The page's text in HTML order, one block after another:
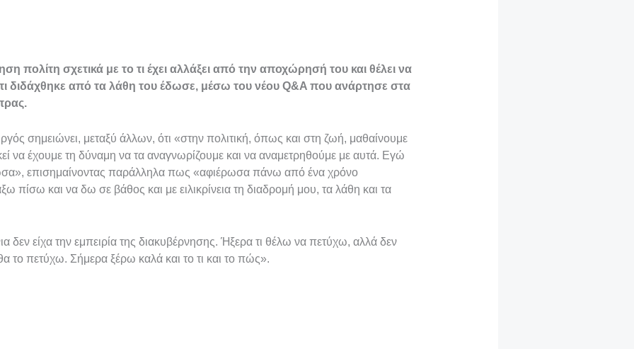
πολίτη σχετικά με το τι έχει αλλάξει από την αποχώρησή του και θέλει να
τι διδάχθηκε από τα λάθη του έδωσε, μέσω του νέου Q&A που ανάρτησε στα
σημειώνει, μεταξύ άλλων, ότι «στην πολιτική, όπως και στη ζωή, μαθαίνουμε
να έχουμε τη δύναμη να τα αναγνωρίζουμε και να αναμετρηθούμε με αυτά. Εγώ
επισημαίνοντας παράλληλα πως «αφιέρωσα πάνω από ένα χρόνο
πίσω και να δω σε βάθος και με ειλικρίνεια τη διαδρομή μου, τα λάθη και τα
δεν είχα την εμπειρία της διακυβέρνησης. Ήξερα τι θέλω να πετύχω, αλλά δεν
το πετύχω. Σήμερα ξέρω καλά και το τι και το πώς».